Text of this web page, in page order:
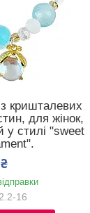
кришталевих
для жінок,
у стилі "sweet
16